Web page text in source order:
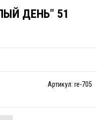
ДЕНЬ" 51
Артикул: re-705